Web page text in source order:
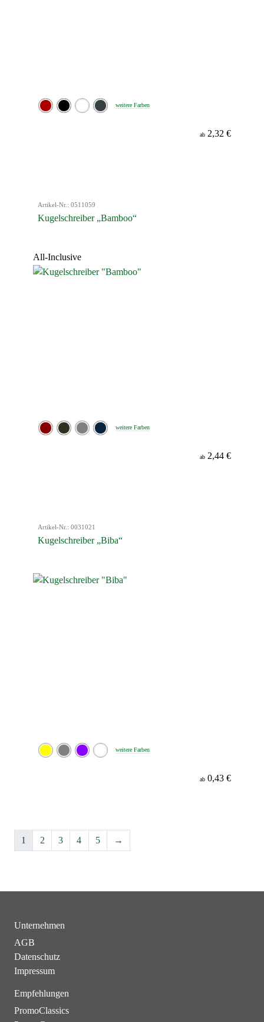
weitere Farben
ab 2,32 €
Artikel-Nr.: 0511059
Kugelschreiber „Bamboo“
All-Inclusive
weitere Farben
ab 2,44 €
Artikel-Nr.: 0031021
Kugelschreiber „Biba“
weitere Farben
ab 0,43 €
1 2 3 4 5 →
Unternehmen
AGB
Datenschutz
Impressum
Empfehlungen
PromoClassics